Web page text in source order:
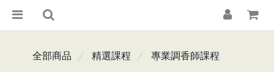
全部商品 精選課程 專業調香師課程